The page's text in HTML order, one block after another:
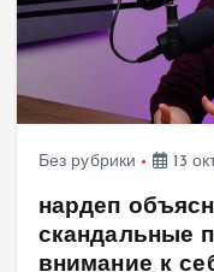
Без рубрики 13
нардеп
скандальные
внимание к